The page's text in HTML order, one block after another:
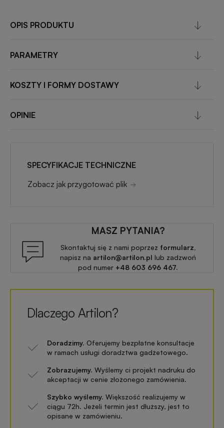
reklamowe
Skrobaczki
szyb
reklamowe
kosmetyczne
nadrukiem
Gadżety
Gadżety
medyczne
Gadżety
OPIS PRODUKTU
PARAMETRY
KOSZTY I FORMY DOSTAWY
OPINIE
SPECYFIKACJE TECHNICZNE
Zobacz jak przygotować plik
MASZ PYTANIA?
Skontaktuj się z nami poprzez formularz,
napisz na artilon@artilon.pl lub zadzwoń
pod numer +48 603 696 467.
Dlaczego Artilon?
Doradzimy. Oferujemy bezpłatne konsultacje
w ramach usługi doradztwa gadżetowego.
Zobrazujemy. Wyślemy ci projekt nadruku do
akceptacji w cenie złożonego zamówienia.
Szybko wyślemy. Większość realizujemy w
ciągu 72h. Jeżeli termin jest dłuższy, jest to
opisane w zamówieniu.